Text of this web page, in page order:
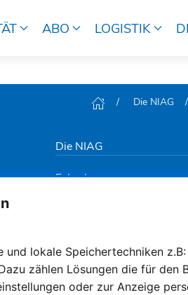
ABO LOGISTIK
Die NIAG
Die NIAG
Fahrplan
Bildungszentrum
und lokale Speichertechniken
zählen Lösungen die für
oder zur Anzeige